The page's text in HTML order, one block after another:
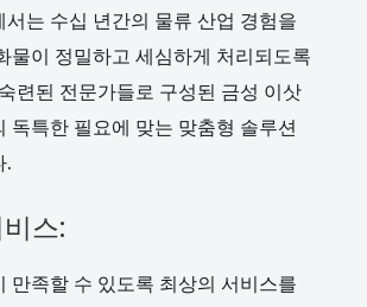
서는 수십 년간의 물류 산업 경험을
물이 정밀하고 세심하게 처리되도록
련된 전문가들로 구성된 금성 이삿
독특한 필요에 맞는 맞춤형 솔루션
.
스:
만족할 수 있도록 최상의 서비스를